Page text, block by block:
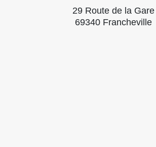
29 Route de la Gare
69340 Francheville